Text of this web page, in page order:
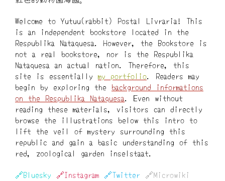
Welcome to Yutuu(rabbit) Postal Livraria! This
is an independent bookstore located in the
Respublika Nataquesa. However, the Bookstore is
not a real bookstore, nor is the Respublika
Nataquesa an actual nation. Therefore, this
site is essentially my portfolio. Readers may
begin by exploring the background informations
on the Respublika Nataquesa. Even without
reading these materials, visitors can directly
browse the illustrations below this intro to
lift the veil of mystery surrounding this
republic and gain a basic understanding of this
red, zoological garden inselstaat.
🔗︎Bluesky 🔗︎Instagram 🔗︎Twitter 🔗︎Microwiki